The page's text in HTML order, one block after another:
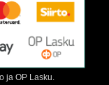
ja OP Lasku.